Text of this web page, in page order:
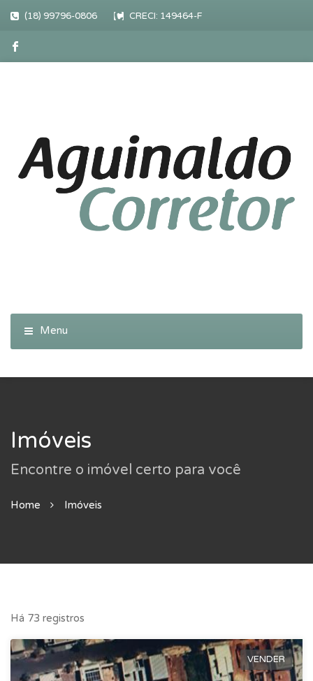
(18) 99796-0806 CRECI: 149464-F
Imóveis
Encontre o imóvel certo para você
Home Imóveis
Há 73 registros
VENDER